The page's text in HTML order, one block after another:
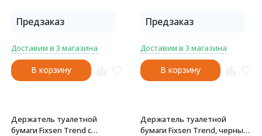
Предзаказ
Доставим в 3 магазина
В корзину
Предзаказ
Доставим в 3 магазина
В корзину
Держатель туалетной
бумаги Fixsen Trend с
Держатель туалетной
бумаги Fixsen Trend, черный